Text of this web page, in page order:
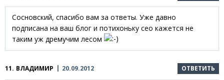
Сосновский, спасибо вам за ответы. Уже давно
подписана на ваш блог и потихоньку сео кажется не
таким уж дремучим лесом
11. ВЛАДИМИР 20.09.2012 ОТВЕТИТЬ